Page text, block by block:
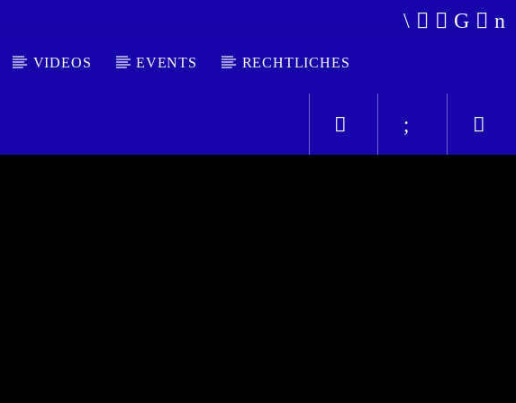
VIDEOS EVENTS RECHTLICHES